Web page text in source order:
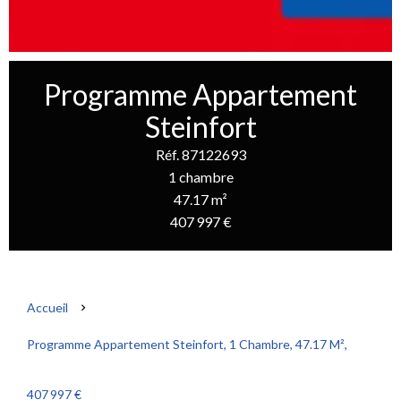
Programme Appartement
Steinfort
Réf. 87122693
1 chambre
47.17 m²
407 997 €
Accueil
Programme Appartement Steinfort, 1 Chambre, 47.17 M²,
407 997 €